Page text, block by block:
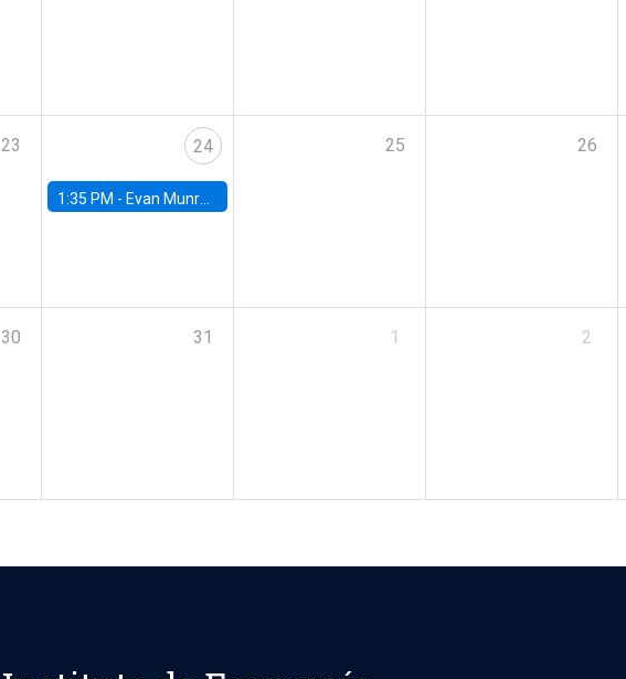
23 24
1:35 PM - Evan Munro, Neyman Visiting Assistant Professor in the Department of Statistics at UC Berkeley
25 26
30 31 1 2